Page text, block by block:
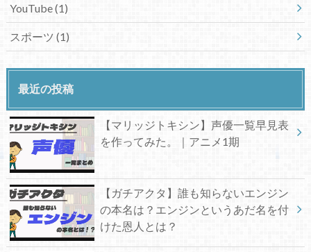
YouTube(1)
スポーツ (1)
最近の投稿
【マリッジトキシン】声優一覧早見表
を作ってみた。｜アニメ1期
【ガチアクタ】誰も知らないエンジン
の本名は？エンジンというあだ名を付
けた恩人とは？